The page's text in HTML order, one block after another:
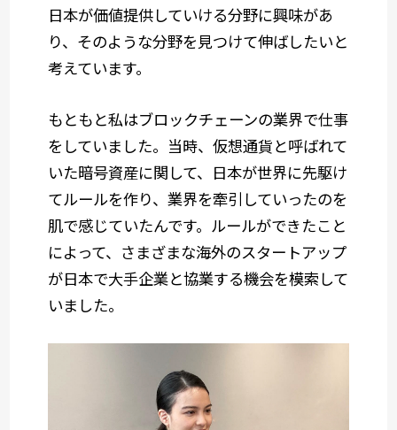
日本が価値提供していける分野に興味があ
り、そのような分野を見つけて伸ばしたいと
考えています。
もともと私はブロックチェーンの業界で仕事
をしていました。当時、仮想通貨と呼ばれて
いた暗号資産に関して、日本が世界に先駆け
てルールを作り、業界を牽引していったのを
肌で感じていたんです。ルールができたこと
によって、さまざまな海外のスタートアップ
が日本で大手企業と協業する機会を模索して
いました。